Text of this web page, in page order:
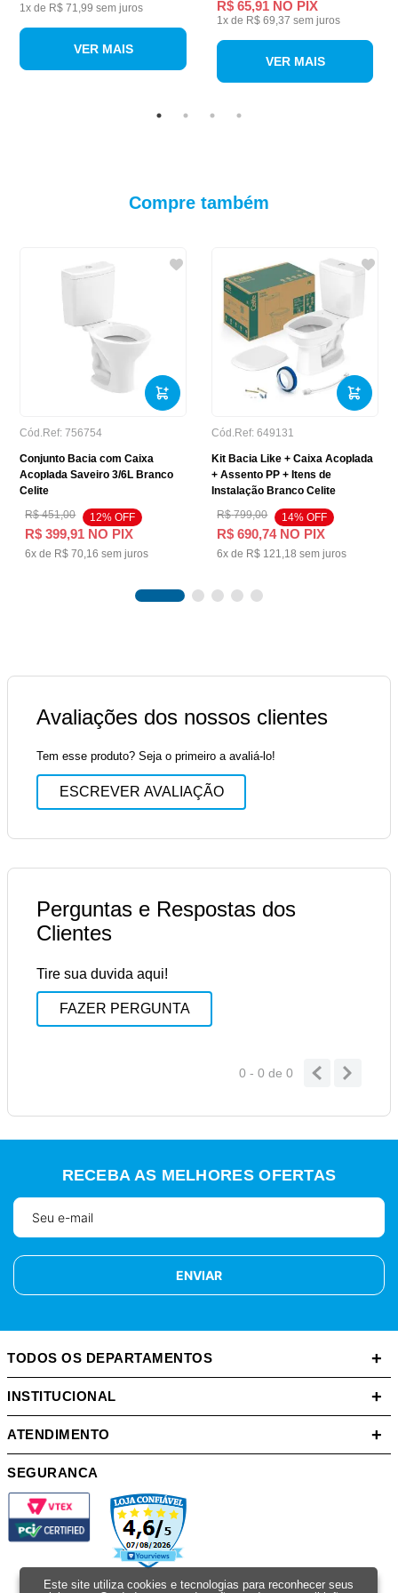
1x de R$ 71,99 sem juros
VER MAIS
R$ 65,91 NO PIX
1x de R$ 69,37 sem juros
VER MAIS
Compre também
Cód.Ref: 756754
Conjunto Bacia com Caixa
Acoplada Saveiro 3/6L Branco
Celite
R$ 451,00 12% OFF
R$ 399,91 NO PIX
6x de R$ 70,16 sem juros
Cód.Ref: 649131
Kit Bacia Like + Caixa Acoplada
+ Assento PP + Itens de
Instalação Branco Celite
R$ 799,00 14% OFF
R$ 690,74NO PIX
6x de R$ 121,18 sem juros
Avaliações dos nossos clientes
Tem esse produto? Seja o primeiro a avaliá-lo!
ESCREVER AVALIAÇÃO
Perguntas e Respostas dos
Clientes
Tire sua duvida aqui!
FAZER PERGUNTA
0 - 0 de 0
RECEBA AS MELHORES OFERTAS
ENVIAR
TODOS OS DEPARTAMENTOS +
INSTITUCIONAL +
ATENDIMENTO +
SEGURANCA
Este site utiliza cookies e tecnologias para reconhecer seus